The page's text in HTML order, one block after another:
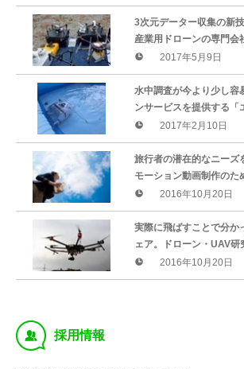
3次元データー収集の新
産業用ドローンの専門会
で運営開始。導入相談か
でトータルサービスを展
2017年5月9日
水中調査が今より少し容
ンサービスを提供する「
水中ドローン専門サイト
ープン
2017年2月10日
旅行者の潜在的なニーズ
モーション動画制作のた
トが操縦する「ドローン
始【株式会社ファナティ
2016年10月20日
実際に飛ばすことで分か
ェア。ドローン・UAV研
ティック「Timid Drone
ルマガの配信を開始
2016年10月20日
‰ 採用情報